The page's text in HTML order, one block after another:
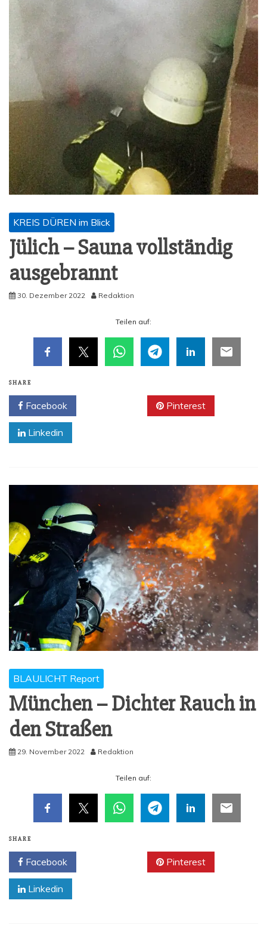
KREIS DÜREN im Blick
Jülich – Sau­na voll­stän­dig
ausgebrannt
30. Dezember 2022 Redaktion
Tei­len auf:
SHARE
Facebook Pinterest
Linkedin
BLAULICHT Report
Mün­chen – Dich­ter Rauch in
den Straßen
29. November 2022 Redaktion
Tei­len auf:
SHARE
Facebook Pinterest
Linkedin